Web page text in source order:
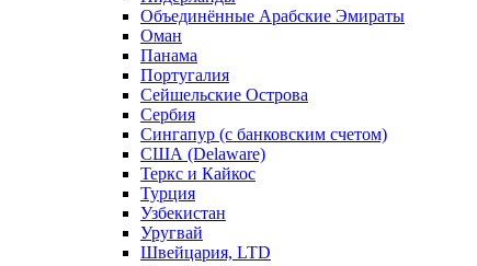
Объединённые Арабские Эмираты
Оман
Панама
Португалия
Сейшельские Острова
Сербия
Сингапур (c банковским счетом)
США (Delaware)
Теркс и Кайкос
Турция
Узбекистан
Уругвай
Швейцария, LTD